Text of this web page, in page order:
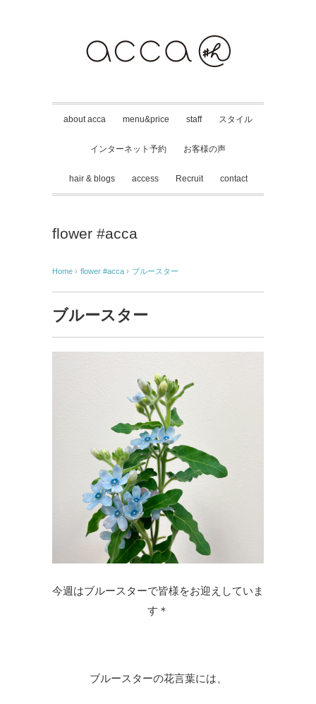
about acca menu&price staff スタイル
インターネット予約 お客様の声
hair & blogs access Recruit contact
flower #acca
Home › flower #acca › ブルースター
ブルースター
今週はブルースターで皆様をお迎えしていま
す＊
ブルースターの花言葉には、